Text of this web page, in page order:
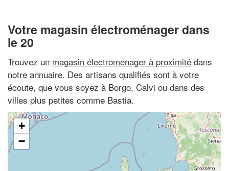
Votre magasin électroménager dans
le 20
Trouvez un magasin électroménager à proximité dans
notre annuaire. Des artisans qualifiés sont à votre
écoute, que vous soyez à Borgo, Calvi ou dans des
villes plus petites comme Bastia.
+
−